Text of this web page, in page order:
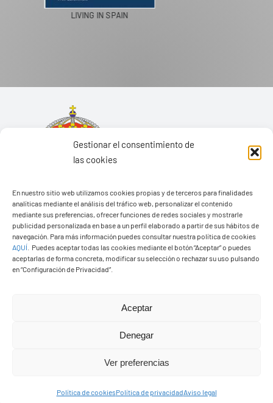
Gestionar el consentimiento de
las cookies
En nuestro sitio web utilizamos cookies propias y de terceros para finalidades
analíticas mediante el análisis del tráfico web, personalizar el contenido
mediante sus preferencias, ofrecer funciones de redes sociales y mostrarle
publicidad personalizada en base a un perfil elaborado a partir de sus hábitos de
navegación. Para más información puedes consultar nuestra política de cookies
AQUÍ
Puedes aceptar todas las cookies mediante el botón “Aceptar” o puedes
aceptarlas de forma concreta, modificar su selección o rechazar su uso pulsando
en “Configuración de Privacidad”.
Aceptar
Denegar
Ver preferencias
Política de cookiesPolítica de privacidadAviso legal
PASEOS EN CAMELLO
Ayuntamiento de Yaiza
Transparencia
© Copyright2026 Ayuntamiento de Yaiza - Todos los